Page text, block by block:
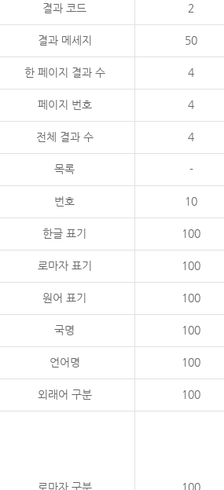
결과 코드 2
결과 메세지 50
한 페이지 결과 수 4
페이지 번호 4
전체 결과 수 4
목록 -
번호 10
한글 표기 100
로마자 표기 100
원어 표기 100
국명 100
언어명 100
외래어 구분 100
로마자 구분 100